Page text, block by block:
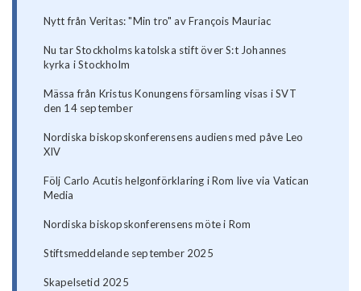
Nytt från Veritas: "Min tro" av François Mauriac
Nu tar Stockholms katolska stift över S:t Johannes
kyrka i Stockholm
Mässa från Kristus Konungens församling visas i SVT
den 14 september
Nordiska biskopskonferensens audiens med påve Leo
XIV
Följ Carlo Acutis helgonförklaring i Rom live via Vatican
Media
Nordiska biskopskonferensens möte i Rom
Stiftsmeddelande september 2025
Skapelsetid 2025